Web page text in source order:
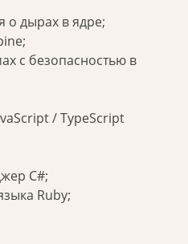
о дырах в ядре;
с безопасностью в
/ TypeScript
C#;
Ruby;